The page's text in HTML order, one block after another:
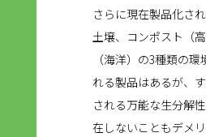
さらに現在製品化さ
土壌、コンポスト（
（海洋）の3種類の
れる製品はあるが、
される万能な生分解
在しないこともデメリ